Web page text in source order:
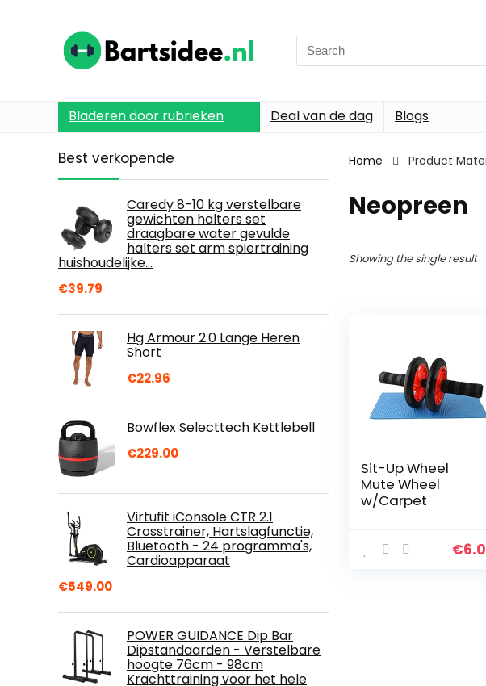
Search
for:
Bladeren door rubrieken Deal van de dag Blogs
Best verkopende
Caredy 8-10 kg verstelbare
gewichten halters set
draagbare water gevulde
halters set arm spiertraining
huishoudelijke…
€39.79
Hg Armour 2.0 Lange Heren
Short
€22.96
Bowflex Selecttech Kettlebell
€229.00
Virtufit iConsole CTR 2.1
Crosstrainer, Hartslagfunctie,
Bluetooth - 24 programma's,
Cardioapparaat
€549.00
POWER GUIDANCE Dip Bar
Dipstandaarden - Verstelbare
hoogte 76cm - 98cm
Krachttraining voor het hele
Home Product
Neopreen
Showing the single result
Sit-Up Wheel
Mute Wheel
w/Carpet
€